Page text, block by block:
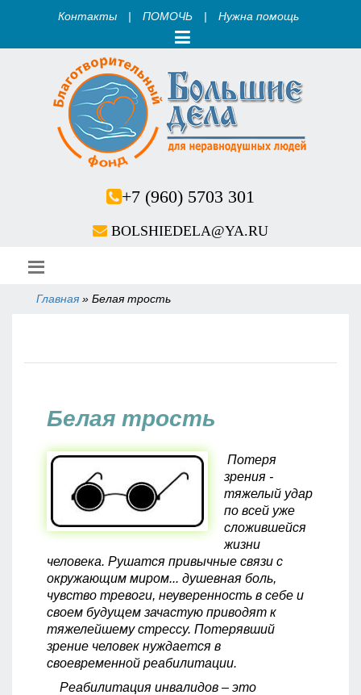
Контакты | ПОМОЧЬ | Нужна помощь
+7 (960) 5703 301
BOLSHIEDELA@YA.RU
Главная » Белая трость
Белая трость
Потеря
зрения -
тяжелый удар
по всей уже
сложившейся
жизни
человека. Рушатся привычные связи с
окружающим миром... душевная боль,
чувство тревоги, неуверенность в себе и
своем будущем зачастую приводят к
тяжелейшему стрессу. Потерявший
зрение человек нуждается в
своевременной реабилитации.
Реабилитация инвалидов – это